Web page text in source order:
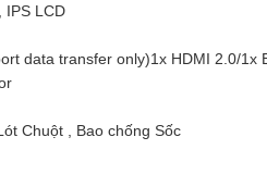
IPS LCD
data transfer only)1x HDMI 2.0/1x
Chuột , Bao chống Sốc